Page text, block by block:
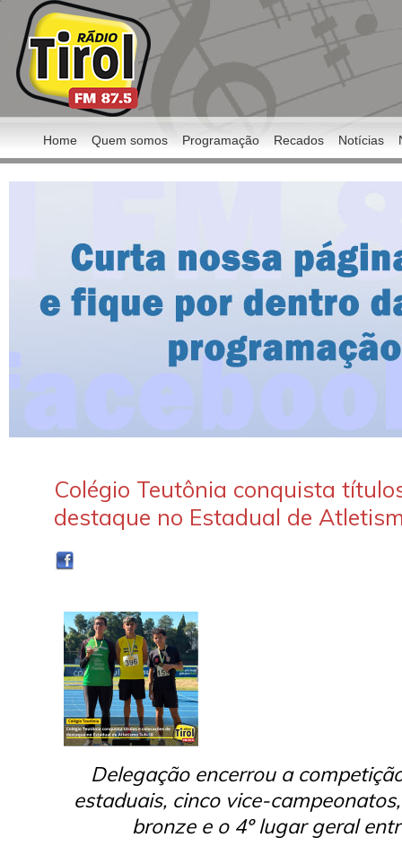
Home Quem somos Programação Recados Notícias
Colégio Teutônia conquista
destaque no Estadual de
Delegação encerrou a
estaduais, cinco vice-
bronze e o 4º lugar geral